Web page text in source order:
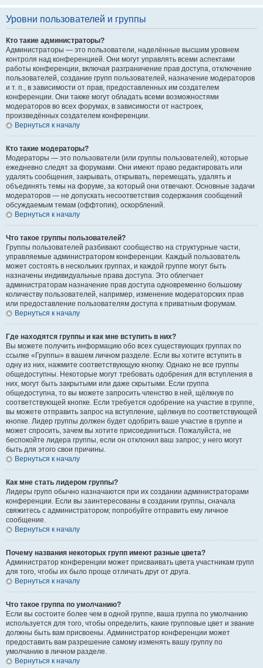
Уровни пользователей и группы
Кто такие администраторы?
Администраторы — это пользователи, наделённые высшим уровнем
контроля над конференцией. Они могут управлять всеми аспектами
работы конференции, включая разграничение прав доступа, отключение
пользователей, создание групп пользователей, назначение модераторов
и т. п., в зависимости от прав, предоставленных им создателем
конференции. Они также могут обладать всеми возможностями
модераторов во всех форумах, в зависимости от настроек,
произведённых создателем конференции.
Вернуться к началу
Кто такие модераторы?
Модераторы — это пользователи (или группы пользователей), которые
ежедневно следят за форумами. Они имеют право редактировать или
удалять сообщения, закрывать, открывать, перемещать, удалять и
объединять темы на форуме, за который они отвечают. Основные задачи
модераторов — не допускать несоответствия содержания сообщений
обсуждаемым темам (оффтопик), оскорблений.
Вернуться к началу
Что такое группы пользователей?
Группы пользователей разбивают сообщество на структурные части,
управляемые администратором конференции. Каждый пользователь
может состоять в нескольких группах, и каждой группе могут быть
назначены индивидуальные права доступа. Это облегчает
администраторам назначение прав доступа одновременно большому
количеству пользователей, например, изменение модераторских прав
или предоставление пользователям доступа к приватным форумам.
Вернуться к началу
Где находятся группы и как мне вступить в них?
Вы можете получить информацию обо всех существующих группах по
ссылке «Группы» в вашем личном разделе. Если вы хотите вступить в
одну из них, нажмите соответствующую кнопку. Однако не все группы
общедоступны. Некоторые могут требовать одобрения для вступления в
них, могут быть закрытыми или даже скрытыми. Если группа
общедоступна, то вы можете запросить членство в ней, щёлкнув по
соответствующей кнопке. Если требуется одобрение на участие в группе,
вы можете отправить запрос на вступление, щёлкнув по соответствующей
кнопке. Лидер группы должен будет одобрить ваше участие в группе и
может спросить, зачем вы хотите присоединиться. Пожалуйста, не
беспокойте лидера группы, если он отклонил ваш запрос; у него могут
быть для этого свои причины.
Вернуться к началу
Как мне стать лидером группы?
Лидеры групп обычно назначаются при их создании администраторами
конференции. Если вы заинтересованы в создании группы, сначала
свяжитесь с администратором; попробуйте отправить ему личное
сообщение.
Вернуться к началу
Почему названия некоторых групп имеют разные цвета?
Администратор конференции может присваивать цвета участникам групп
для того, чтобы их было проще отличать друг от друга.
Вернуться к началу
Что такое группа по умолчанию?
Если вы состоите более чем в одной группе, ваша группа по умолчанию
используется для того, чтобы определить, какие групповые цвет и звание
должны быть вам присвоены. Администратор конференции может
предоставить вам разрешение самому изменять вашу группу по
умолчанию в личном разделе.
Вернуться к началу